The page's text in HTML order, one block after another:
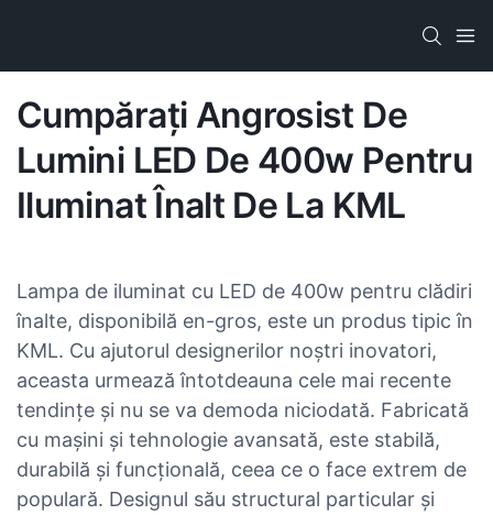
Cumpărați Angrosist De
Lumini LED De 400w Pentru
Iluminat Înalt De La KML
Lampa de iluminat cu LED de 400w pentru clădiri
înalte, disponibilă en-gros, este un produs tipic în
KML. Cu ajutorul designerilor noștri inovatori,
aceasta urmează întotdeauna cele mai recente
tendințe și nu se va demoda niciodată. Fabricată
cu mașini și tehnologie avansată, este stabilă,
durabilă și funcțională, ceea ce o face extrem de
populară. Designul său structural particular și